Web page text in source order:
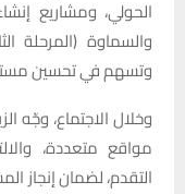
الحولي، ومشاريع
والسماوة (المرحلة
وتسهم في تحسين
وخلال الاجتماع، وجّه
مواقع متعددة،
التقدم، لضمان إنجاز